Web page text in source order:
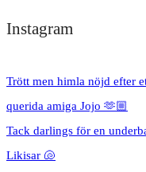
Instagram
Trött men himla nöjd efter
querida amiga Jojo 🫶🏼
Tack darlings för en
Likisar 🐚